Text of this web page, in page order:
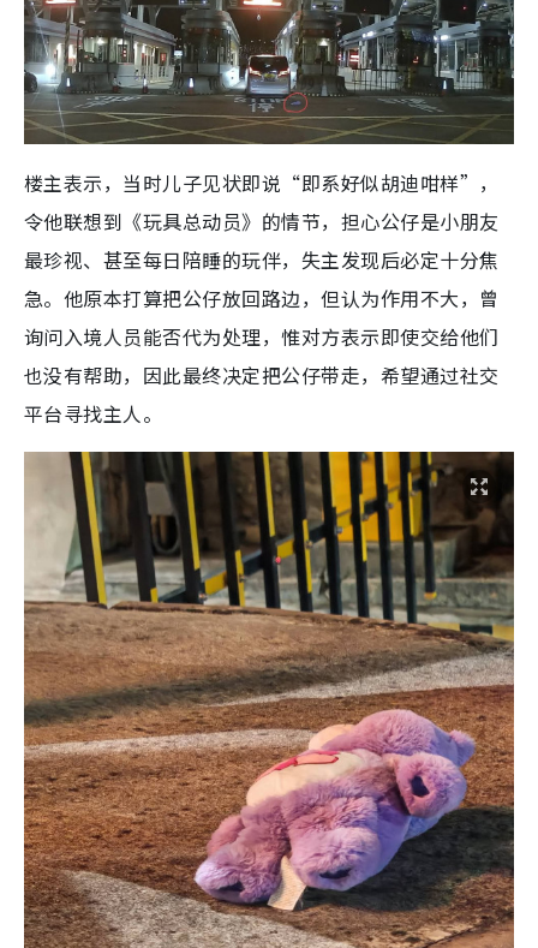
楼主表示，当时儿子见状即说“即系好似胡迪咁样”，
令他联想到《玩具总动员》的情节，担心公仔是小朋友
最珍视、甚至每日陪睡的玩伴，失主发现后必定十分焦
急。他原本打算把公仔放回路边，但认为作用不大，曾
询问入境人员能否代为处理，惟对方表示即使交给他们
也没有帮助，因此最终决定把公仔带走，希望通过社交
平台寻找主人。